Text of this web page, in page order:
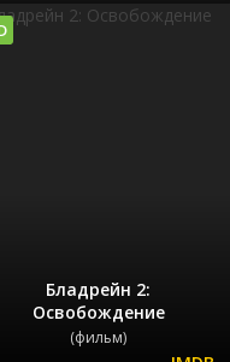
Бладрейн 2:
Освобождение
(фильм)